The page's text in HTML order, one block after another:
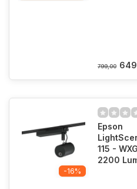
799,00
-16%
Epson
115 -
2200